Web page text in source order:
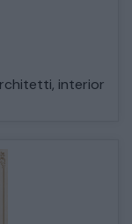
interior